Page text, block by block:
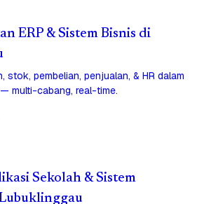
ERP & Sistem Bisnis di
stok, pembelian, penjualan, & HR dalam
multi-cabang, real-time.
Sekolah & Sistem